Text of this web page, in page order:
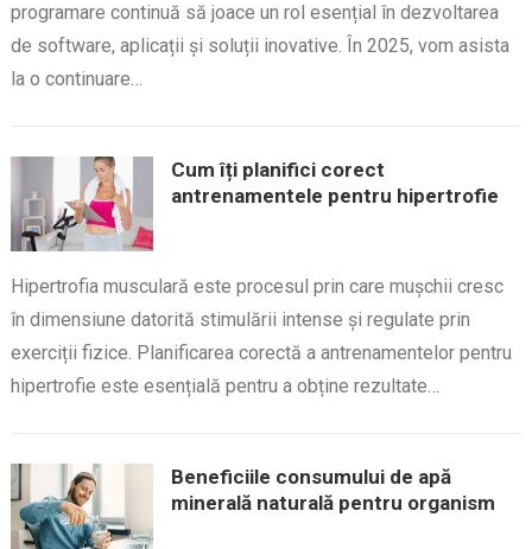
programare continuă să joace un rol esențial în dezvoltarea
de software, aplicații și soluții inovative. În 2025, vom asista
la o continuare…
Cum îți planifici corect
antrenamentele pentru hipertrofie
Hipertrofia musculară este procesul prin care mușchii cresc
în dimensiune datorită stimulării intense și regulate prin
exerciții fizice. Planificarea corectă a antrenamentelor pentru
hipertrofie este esențială pentru a obține rezultate…
Beneficiile consumului de apă
minerală naturală pentru organism